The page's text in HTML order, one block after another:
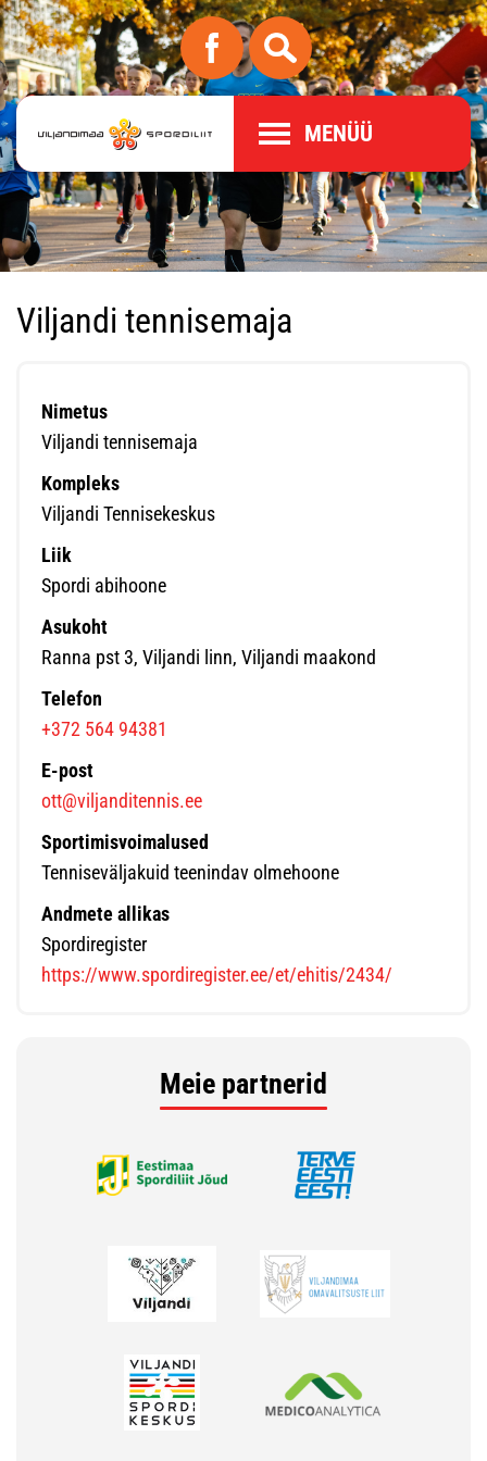
MENÜÜ
Viljandi tennisemaja
Nimetus
Viljandi tennisemaja
Kompleks
Viljandi Tennisekeskus
Liik
Spordi abihoone
Asukoht
Ranna pst 3, Viljandi linn, Viljandi maakond
Telefon
+372 564 94381
E-post
ott@viljanditennis.ee
Sportimisvoimalused
Tenniseväljakuid teenindav olmehoone
Andmete allikas
Spordiregister
https://www.spordiregister.ee/et/ehitis/2434/
Meie partnerid